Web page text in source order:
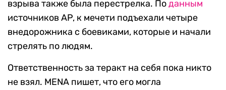
взрыва также была перестрелка. Поданным
источников AP, к мечети подъехали четыре
внедорожника с боевиками, которые и начали
стрелять по людям.
Ответственность за теракт на себя пока никто
не взял. MENA пишет, что его могла